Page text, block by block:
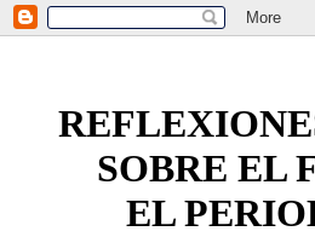
SOBRE EL
EL